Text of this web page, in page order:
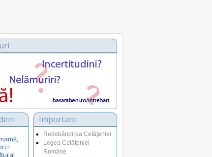
Important
Redobândirea Cetăţeniei
Legea Cetăţeniei
Române